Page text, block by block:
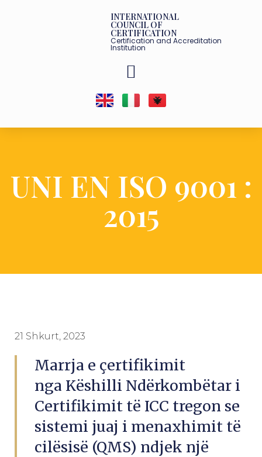
INTERNATIONAL
COUNCIL OF
CERTIFICATION
Certification and Accreditation
Institution
UNI EN ISO 9001 :
2015
21 Shkurt, 2023
Marrja e çertifikimit
nga Këshilli Ndërkombëtar i
Certifikimit të ICC tregon se
sistemi juaj i menaxhimit të
cilësisë (QMS) ndjek një